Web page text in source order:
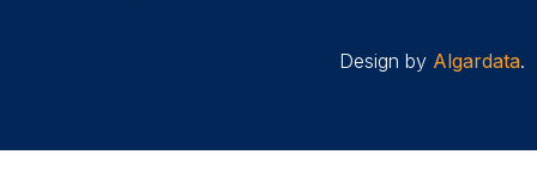
Design by Algardata.